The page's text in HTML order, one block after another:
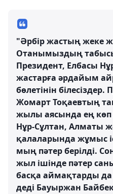
"Әрбір жастың жеке
Отанымыздың
Президент, Елбасы
жастарға әрдайым
бөлетінін
Жомарт Тоқаевтың
жылы аясында ең
Нұр-Сұлтан, Алматы
қалаларында жұмыс
мың пәтер берілді.
жыл ішінде пәтер
басқа аймақтарды
деді Бауыржан